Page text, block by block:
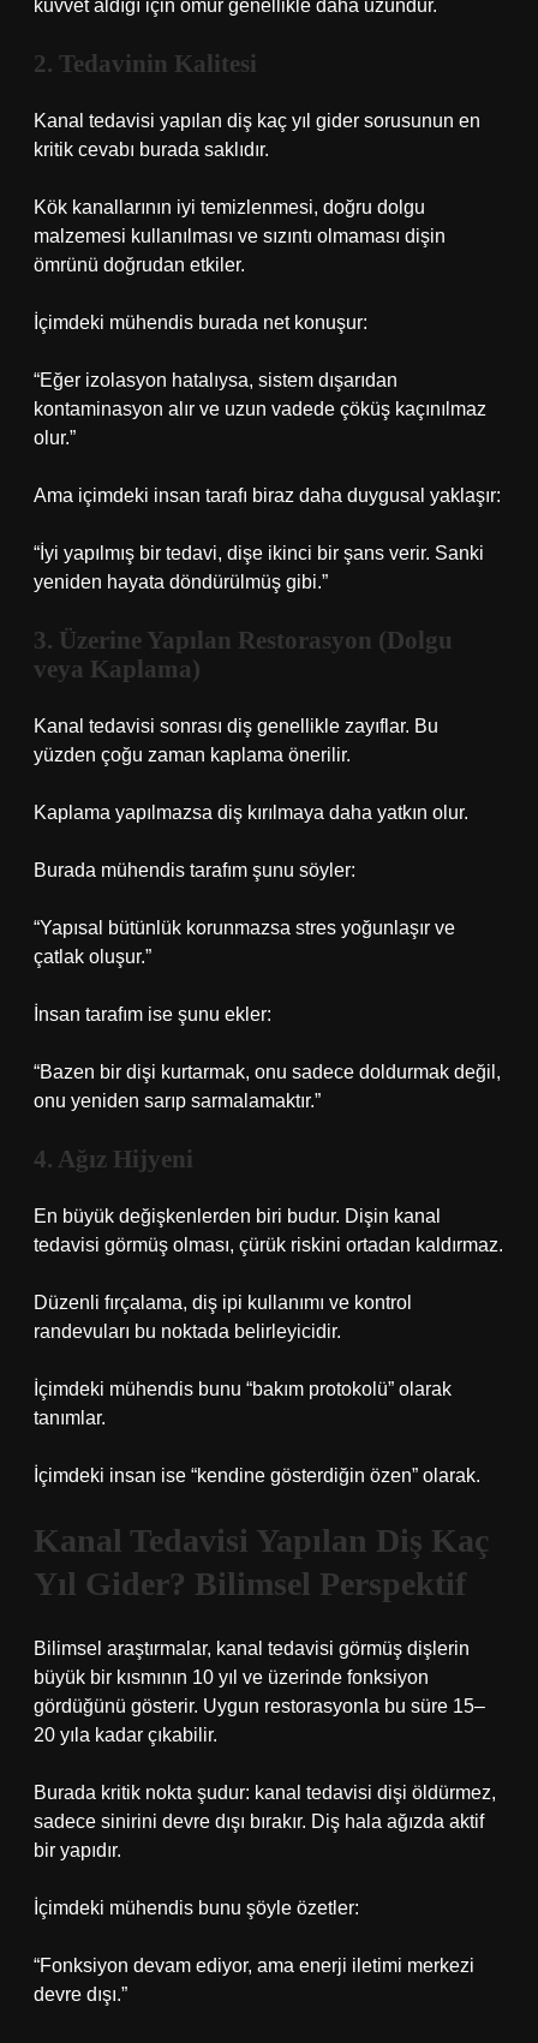
kuvvet aldığı için ömür genellikle daha uzundur.
2. Tedavinin Kalitesi
Kanal tedavisi yapılan diş kaç yıl gider sorusunun en
kritik cevabı burada saklıdır.
Kök kanallarının iyi temizlenmesi, doğru dolgu
malzemesi kullanılması ve sızıntı olmaması dişin
ömrünü doğrudan etkiler.
İçimdeki mühendis burada net konuşur:
“Eğer izolasyon hatalıysa, sistem dışarıdan
kontaminasyon alır ve uzun vadede çöküş kaçınılmaz
olur.”
Ama içimdeki insan tarafı biraz daha duygusal yaklaşır:
“İyi yapılmış bir tedavi, dişe ikinci bir şans verir. Sanki
yeniden hayata döndürülmüş gibi.”
3. Üzerine Yapılan Restorasyon (Dolgu
veya Kaplama)
Kanal tedavisi sonrası diş genellikle zayıflar. Bu
yüzden çoğu zaman kaplama önerilir.
Kaplama yapılmazsa diş kırılmaya daha yatkın olur.
Burada mühendis tarafım şunu söyler:
“Yapısal bütünlük korunmazsa stres yoğunlaşır ve
çatlak oluşur.”
İnsan tarafım ise şunu ekler:
“Bazen bir dişi kurtarmak, onu sadece doldurmak değil,
onu yeniden sarıp sarmalamaktır.”
4. Ağız Hijyeni
En büyük değişkenlerden biri budur. Dişin kanal
tedavisi görmüş olması, çürük riskini ortadan kaldırmaz.
Düzenli fırçalama, diş ipi kullanımı ve kontrol
randevuları bu noktada belirleyicidir.
İçimdeki mühendis bunu “bakım protokolü” olarak
tanımlar.
İçimdeki insan ise “kendine gösterdiğin özen” olarak.
Kanal Tedavisi Yapılan Diş Kaç
Yıl Gider? Bilimsel Perspektif
Bilimsel araştırmalar, kanal tedavisi görmüş dişlerin
büyük bir kısmının 10 yıl ve üzerinde fonksiyon
gördüğünü gösterir. Uygun restorasyonla bu süre 15–
20 yıla kadar çıkabilir.
Burada kritik nokta şudur: kanal tedavisi dişi öldürmez,
sadece sinirini devre dışı bırakır. Diş hala ağızda aktif
bir yapıdır.
İçimdeki mühendis bunu şöyle özetler:
“Fonksiyon devam ediyor, ama enerji iletimi merkezi
devre dışı.”